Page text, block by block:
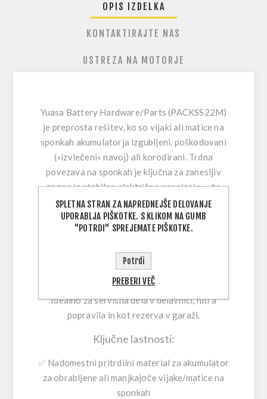
OPIS IZDELKA
KONTAKTIRAJTE NAS
USTREZA NA MOTORJE
Yuasa Battery Hardware/Parts (PACKSS22M)
je preprosta rešitev, ko so vijaki ali matice na
sponkah akumulatorja izgubljeni, poškodovani
(»izvlečeni« navoj) ali korodirani. Trdna
povezava na sponkah je ključna za zanesljiv
zagon in stabilno električno napajanje — ta
komplet vam pomaga to povezavo hitro in
varno obnoviti.
uporabite namenski nadomestni pritrdilni
material za akumulator, ki zagotavlja pravilno
prileganje in zanesljivo vpenjanje na sponkah.
Idealno za servisna dela v delavnici, hitra
popravila in kot rezerva v garaži.
Ključne lastnosti:
✅ Nadomestni pritrdilni material za akumulator
za obrabljene ali manjkajoče vijake/matice na
sponkah
SPLETNA STRAN ZA NAPREDNEJŠE DELOVANJE
UPORABLJA PIŠKOTKE. S KLIKOM NA GUMB
"POTRDI" SPREJEMATE PIŠKOTKE.
Potrdi
PREBERI VEČ